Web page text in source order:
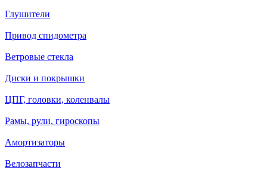
Глушители
Привод спидометра
Ветровые стекла
Диски и покрышки
ЦПГ, головки, коленвалы
Рамы, рули, гироскопы
Амортизаторы
Велозапчасти